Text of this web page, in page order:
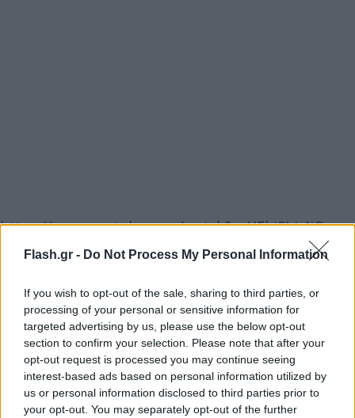
Flash.gr - Do Not Process My Personal Information
If you wish to opt-out of the sale, sharing to third parties, or
processing of your personal or sensitive information for
targeted advertising by us, please use the below opt-out
section to confirm your selection. Please note that after your
opt-out request is processed you may continue seeing
interest-based ads based on personal information utilized by
us or personal information disclosed to third parties prior to
your opt-out. You may separately opt-out of the further
https://www.youtube.com/watch?v=HFhi8I-L4jQ
Μπουλς είναι ψεύτης. Είναι μια ομάδα με τίτλους
και στην οποία αγωνίστηκε ένας από τους
καλύτερους μπασκετμπολίστες, αν όχι ο
καλύτερος, όλων των εποχών.